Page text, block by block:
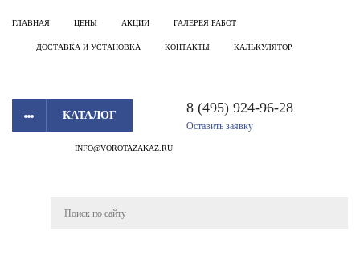
ГЛАВНАЯ ЦЕНЫ АКЦИИ ГАЛЕРЕЯ РАБОТ
ДОСТАВКА И УСТАНОВКА КОНТАКТЫ КАЛЬКУЛЯТОР
КАТАЛОГ 8 (495) 924-96-28
Оставить заявку
INFO@VOROTAZAKAZ.RU